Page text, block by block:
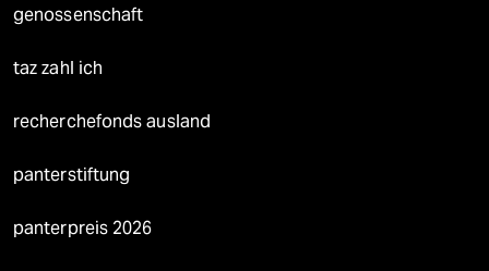
genossenschaft
taz zahl ich
recherchefonds ausland
panterstiftung
panterpreis 2026